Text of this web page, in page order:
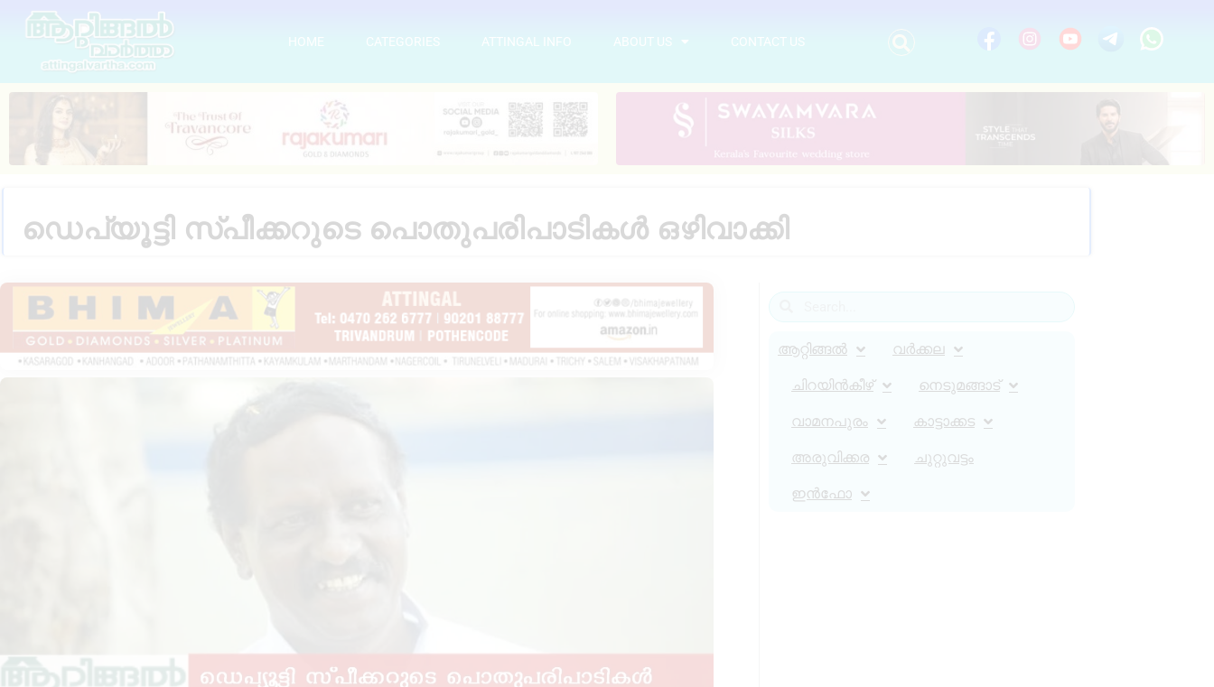
HOME CATEGORIES ATTINGAL INFO ABOUT US CONTACT US
ഡെപ്യൂട്ടി സ്പീക്കറുടെ പൊതുപരിപാടികൾ ഒഴിവാക്കി
ആറ്റിങ്ങൽ വർക്കല
ചിറയിൻകീഴ് നെടുമങ്ങാട്
വാമനപുരം കാട്ടാക്കട
അരുവിക്കര ചുറ്റുവട്ടം
ഇൻഫോ